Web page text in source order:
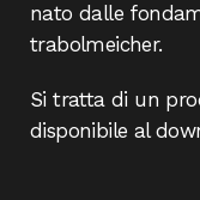
nato dalle
trabolmeicher.
Si tratta di un
disponibile al